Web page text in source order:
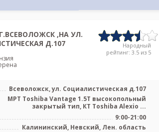
,НА УЛ.
Д.107
Народный
рейтинг: 3.5 из 5
Всеволожск, ул. Социалистическая д.107
МРТ Toshiba Vantage 1.5T высокопольный
закрытый тип, КТ Toshiba Alexio ...
9:00-21:00
Калининский, Невский, Лен. область